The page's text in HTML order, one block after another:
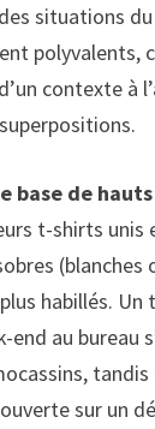
situations
polyvalents,
contexte à
base de
t-shirts unis
(blanches
habillés.
end au bureau
tandis
sur un